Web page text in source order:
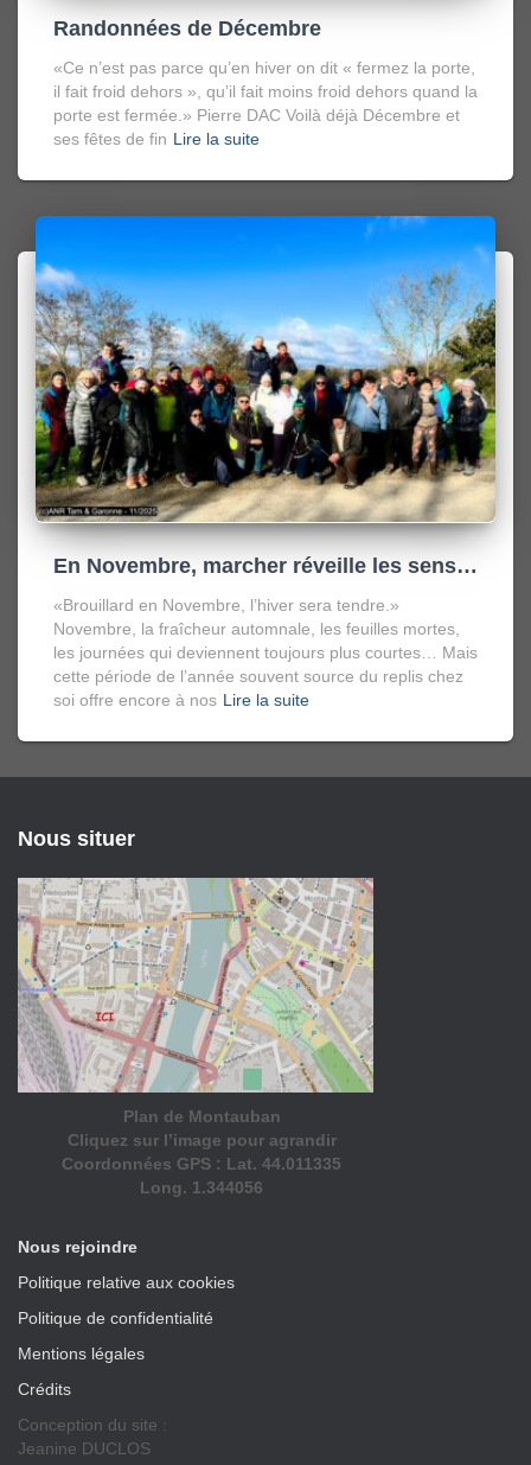
Randonnées de Décembre
«Ce n’est pas parce qu’en hiver on dit « fermez la porte,
il fait froid dehors », qu’il fait moins froid dehors quand la
porte est fermée.» Pierre DAC Voilà déjà Décembre et
ses fêtes de fin Lire la suite
En Novembre, marcher réveille les sens…
«Brouillard en Novembre, l’hiver sera tendre.»
Novembre, la fraîcheur automnale, les feuilles mortes,
les journées qui deviennent toujours plus courtes… Mais
cette période de l’année souvent source du replis chez
soi offre encore à nos Lire la suite
Nous situer
Plan de Montauban
Cliquez sur l’image pour agrandir
Coordonnées GPS : Lat. 44.011335
Long. 1.344056
Nous rejoindre
Politique relative aux cookies
Politique de confidentialité
Mentions légales
Crédits
Conception du site :
Jeanine DUCLOS